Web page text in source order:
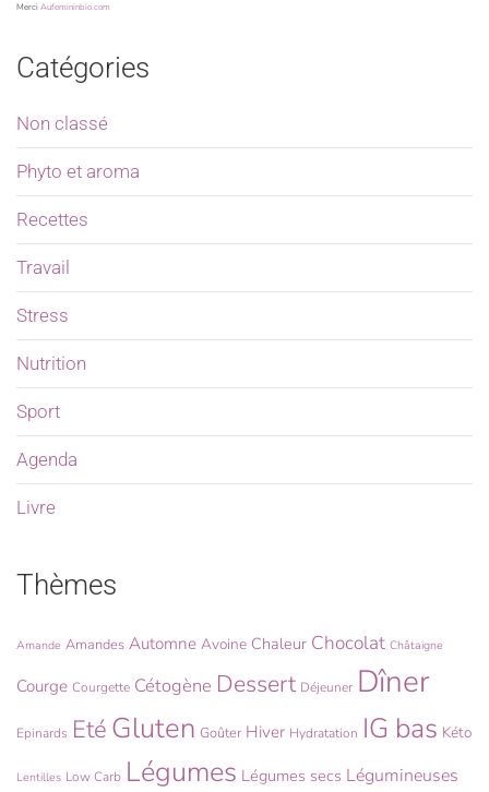
MerciAufemininbio.com
Catégories
Non classé
Phyto et aroma
Recettes
Travail
Stress
Nutrition
Sport
Agenda
Livre
Thèmes
Amande Amandes Automne Avoine Chaleur Chocolat Châtaigne
Courge Courgette Cétogène Dessert Déjeuner Dîner
Epinards Eté Gluten Goûter Hiver Hydratation IG bas Kéto
Lentilles Low Carb Légumes Légumes secs Légumineuses